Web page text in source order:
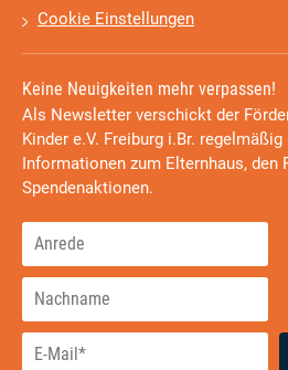
Cookie Einstellungen
Keine Neuigkeiten mehr verpassen!
Als Newsletter verschickt der
Kinder e.V. Freiburg i.Br.
Informationen zum Elternhaus, den
Spendenaktionen.